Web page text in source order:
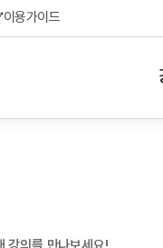
이용가이드